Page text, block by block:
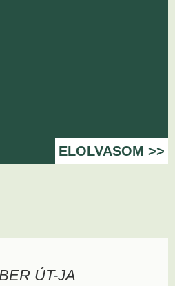
ELOLVASOM >>
ÚT-JA